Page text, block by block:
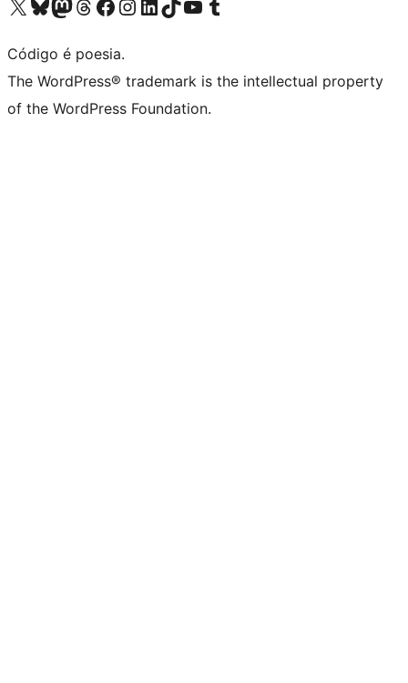
Código é poesia.
The WordPress® trademark is the intellectual property
of the WordPress Foundation.